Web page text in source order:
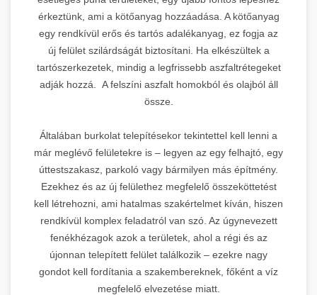
érkeztünk, ami a kötőanyag hozzáadása. A kötőanyag
egy rendkívül erős és tartós adalékanyag, ez fogja az
új felület szilárdságát biztosítani. Ha elkészültek a
tartószerkezetek, mindig a legfrissebb aszfaltrétegeket
adják hozzá. A felszíni aszfalt homokból és olajból áll
össze.
Általában burkolat telepítésekor tekintettel kell lenni a
már meglévő felületekre is – legyen az egy felhajtó, egy
úttestszakasz, parkoló vagy bármilyen más építmény.
Ezekhez és az új felülethez megfelelő összeköttetést
kell létrehozni, ami hatalmas szakértelmet kíván, hiszen
rendkívül komplex feladatról van szó. Az úgynevezett
fenékhézagok azok a területek, ahol a régi és az
újonnan telepített felület találkozik – ezekre nagy
gondot kell fordítania a szakembereknek, főként a víz
megfelelő elvezetése miatt.